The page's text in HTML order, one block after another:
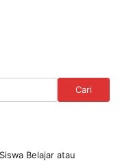
Cari
Belajar atau